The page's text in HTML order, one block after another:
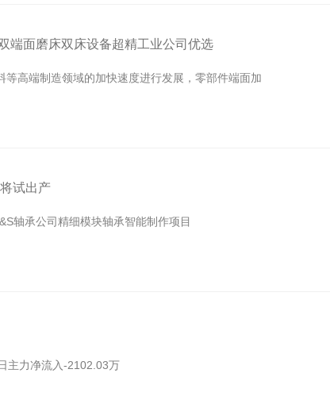
端面磨床双床设备超精工业公司优选
高端制造领域的加快速度进行发展，零部件端面加
试出产
轴承公司精细模块轴承智能制作项目
主力净流入-2102.03万